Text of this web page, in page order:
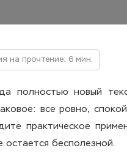
на прочтение: 6 мин.
полностью новый
все ровно,
практическое
остается бесполезной.